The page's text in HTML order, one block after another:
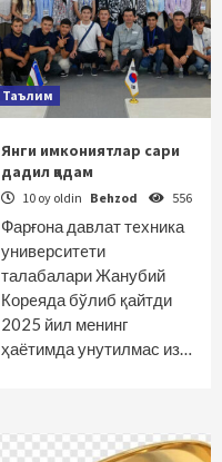
Таълим
Янги имкониятлар сари
дадил қадам
10 oy oldin Behzod 556
Фарғона давлат тeхника
унивeрситeти
талабалари Жанубий
Корeяда бўлиб қайтди
2025 йил менинг
ҳаётимда унутилмас из…